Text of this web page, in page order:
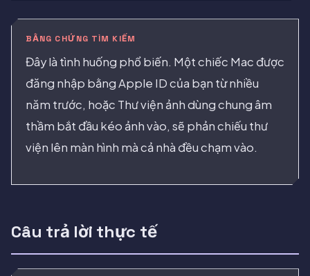
BẰNG CHỨNG TÌM KIẾM
Đây là tình huống phổ biến. Một chiếc Mac được
đăng nhập bằng Apple ID của bạn từ nhiều
năm trước, hoặc Thư viện ảnh dùng chung âm
thầm bắt đầu kéo ảnh vào, sẽ phản chiếu thư
viện lên màn hình mà cả nhà đều chạm vào.
Câu trả lời thực tế